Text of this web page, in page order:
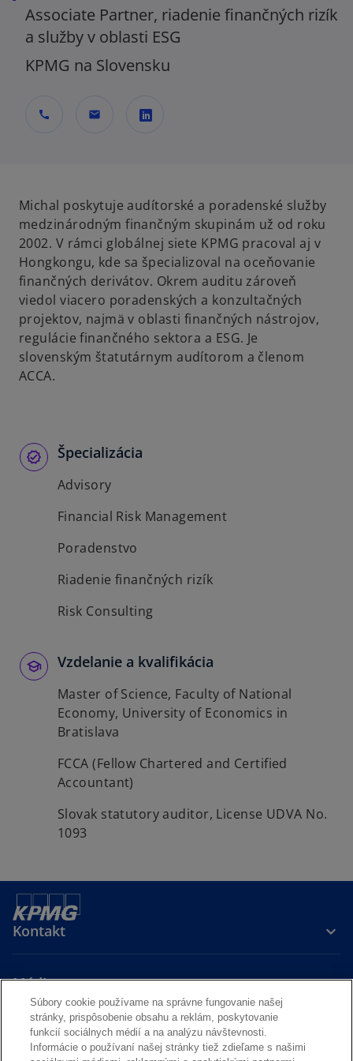
Associate Partner, riadenie finančných rizík
a služby v oblasti ESG
KPMG na Slovensku
call mail
n
s
i
n
a
n
e
w
t
Michal poskytuje audítorské a poradenské služby
medzinárodným finančným skupinám už od roku
2002. V rámci globálnej siete KPMG pracoval aj v
Hongkongu, kde sa špecializoval na oceňovanie
finančných derivátov. Okrem auditu zároveň
viedol viacero poradenských a konzultačných
projektov, najmä v oblasti finančných nástrojov,
regulácie finančného sektora a ESG. Je
slovenským štatutárnym audítorom a členom
ACCA.
Špecializácia
Advisory
Financial Risk Management
Poradenstvo
Riadenie finančných rizík
Risk Consulting
Vzdelanie a kvalifikácia
Master of Science, Faculty of National
Economy, University of Economics in
Bratislava
FCCA (Fellow Chartered and Certified
Accountant)
Slovak statutory auditor, License UDVA No.
1093
Kontakt
Média
Kariéra
Súbory cookie používame na správne fungovanie našej
stránky, prispôsobenie obsahu a reklám, poskytovanie
funkcií sociálnych médií a na analýzu návštevnosti.
Informácie o používaní našej stránky tiež zdieľame s našimi